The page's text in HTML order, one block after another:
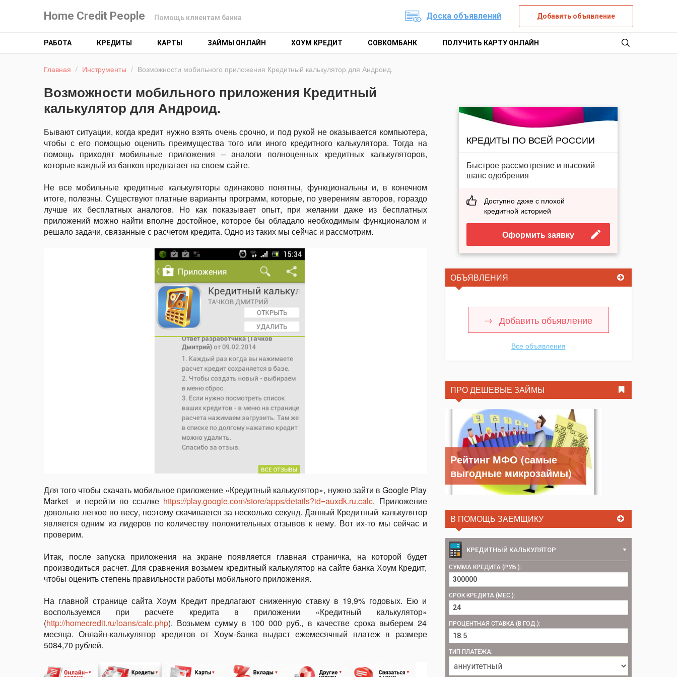
Home Credit People Помощь клиентам банка Доска объявлений Добавить объявление
РАБОТА КРЕДИТЫ КАРТЫ ЗАЙМЫ ОНЛАЙН ХОУМ КРЕДИТ СОВКОМБАНК ПОЛУЧИТЬ КАРТУ ОНЛАЙН
Главная / Инструменты / Возможности мобильного приложения Кредитный калькулятор для Андроид.
Возможности мобильного приложения Кредитный
калькулятор для Андроид.
Бывают ситуации, когда кредит нужно взять очень срочно, и под рукой не оказывается компьютера,
чтобы с его помощью оценить преимущества того или иного кредитного калькулятора. Тогда на
помощь приходят мобильные приложения – аналоги полноценных кредитных калькуляторов,
которые каждый из банков предлагает на своем сайте.
Не все мобильные кредитные калькуляторы одинаково понятны, функциональны и, в конечном
итоге, полезны. Существуют платные варианты программ, которые, по уверениям авторов, гораздо
лучше их бесплатных аналогов. Но как показывает опыт, при желании даже из бесплатных
приложений можно найти вполне достойное, которое бы обладало необходимым функционалом и
решало задачи, связанные с расчетом кредита. Одно из таких мы сейчас и рассмотрим.
Для того чтобы скачать мобильное приложение «Кредитный калькулятор», нужно зайти в Google Play
Market и перейти по ссылке https://play.google.com/store/apps/details?id=auxdk.ru.calc. Приложение
довольно легкое по весу, поэтому скачивается за несколько секунд. Данный Кредитный калькулятор
является одним из лидеров по количеству положительных отзывов к нему. Вот их-то мы сейчас и
проверим.
Итак, после запуска приложения на экране появляется главная страничка, на которой будет
производиться расчет. Для сравнения возьмем кредитный калькулятор на сайте банка Хоум Кредит,
чтобы оценить степень правильности работы мобильного приложения.
На главной странице сайта Хоум Кредит предлагают сниженную ставку в 19,9% годовых. Ею и
воспользуемся при расчете кредита в приложении «Кредитный калькулятор»
(http://homecredit.ru/loans/calc.php). Возьмем сумму в 100 000 руб., в качестве срока выберем 24
месяца. Онлайн-калькулятор кредитов от Хоум-банка выдаст ежемесячный платеж в размере
5084,70 рублей.
КРЕДИТЫ ПО ВСЕЙ РОССИИ
Быстрое рассмотрение и высокий
шанс одобрения
Доступно даже с плохой
кредитной историей
Оформить заявку
ОБЪЯВЛЕНИЯ
Добавить объявление
Все объявления
ПРО ДЕШЕВЫЕ ЗАЙМЫ
Рейтинг МФО (самые
выгодные микрозаймы)
В ПОМОЩЬ ЗАЕМЩИКУ
КРЕДИТНЫЙ КАЛЬКУЛЯТОР
СУММА КРЕДИТА (РУБ.):
СРОК КРЕДИТА (МЕС.):
ПРОЦЕНТНАЯ СТАВКА (В ГОД.):
ТИП ПЛАТЕЖА: